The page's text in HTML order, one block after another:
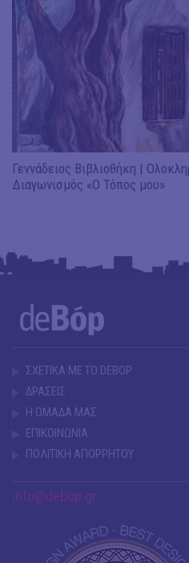
Γεννάδειος Βιβλιοθήκη |
Διαγωνισμός «Ο Τόπος μου»
ΣΧΕΤΙΚΑ ΜΕ ΤΟ DEBOP
ΔΡΑΣΕΙΣ
Η ΟΜΑΔΑ ΜΑΣ
ΕΠΙΚΟΙΝΩΝΙΑ
ΠΟΛΙΤΙΚΗ ΑΠΟΡΡΗΤΟΥ
info@debop.gr